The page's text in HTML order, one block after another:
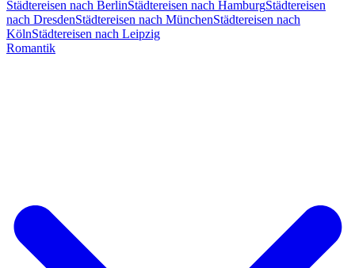
Städtereisen nach BerlinStädtereisen nach HamburgStädtereisen
nach DresdenStädtereisen nach MünchenStädtereisen nach
KölnStädtereisen nach Leipzig
Romantik